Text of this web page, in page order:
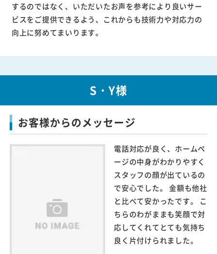
するのではなく、いただいたお声を参考により良いサー
ビスをご提供できるよう、これからも技術力や対応力の
向上に努めてまいります。
S・Y様
お客様からのメッセージ
電話対応が良く、ホームペ
ージの中身がわかりやすく
スタッフの顔が出ているの
で安心でした。 金額も他社
と比べて安かったです。 こ
ちらのわがままも笑顔で対
応してくれてとても気持ち
良く片付けられました。